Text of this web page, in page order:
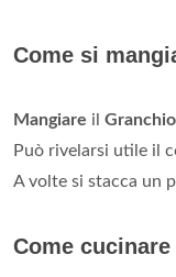
Come si
Mangiare il Granchio
Può rivelarsi utile il
A volte si stacca un
Come